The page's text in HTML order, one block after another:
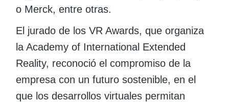
o Merck, entre otras.
El jurado de los VR Awards, que organiza
la Academy of International Extended
Reality, reconoció el compromiso de la
empresa con un futuro sostenible, en el
que los desarrollos virtuales permitan